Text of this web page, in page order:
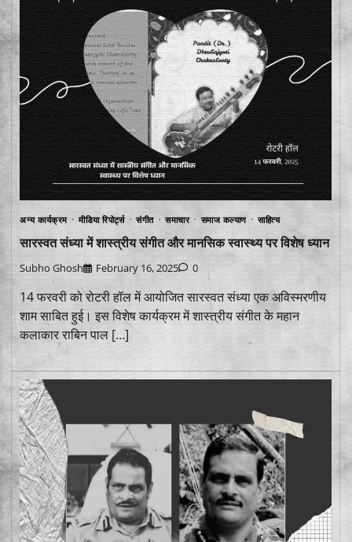
अन्य कार्यक्रम मीडिया रिपोर्ट्स संगीत समाचार समाज कल्याण साहित्य
सारस्वत संध्या में शास्त्रीय संगीत और मानसिक स्वास्थ्य पर विशेष ध्यान
Subho Ghosh February 16, 2025 0
14 फरवरी को रोटरी हॉल में आयोजित सारस्वत संध्या एक अविस्मरणीय
शाम साबित हुई। इस विशेष कार्यक्रम में शास्त्रीय संगीत के महान
कलाकार राबिन पाल […]